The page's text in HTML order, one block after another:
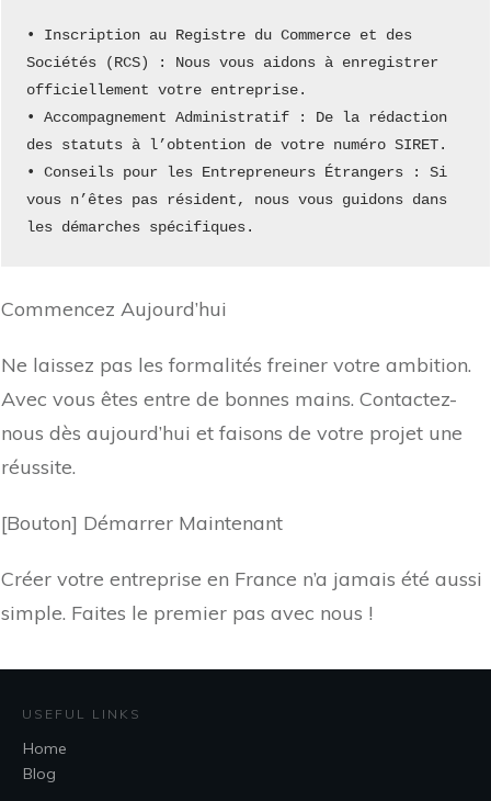
• Inscription au Registre du Commerce et des
Sociétés (RCS) : Nous vous aidons à enregistrer
officiellement votre entreprise.
• Accompagnement Administratif : De la rédaction
des statuts à l’obtention de votre numéro SIRET.
• Conseils pour les Entrepreneurs Étrangers : Si
vous n’êtes pas résident, nous vous guidons dans
les démarches spécifiques.
Commencez Aujourd’hui
Ne laissez pas les formalités freiner votre ambition.
Avec vous êtes entre de bonnes mains. Contactez-
nous dès aujourd’hui et faisons de votre projet une
réussite.
[Bouton] Démarrer Maintenant
Créer votre entreprise en France n’a jamais été aussi
simple. Faites le premier pas avec nous !
USEFUL LINKS
Home
Blog